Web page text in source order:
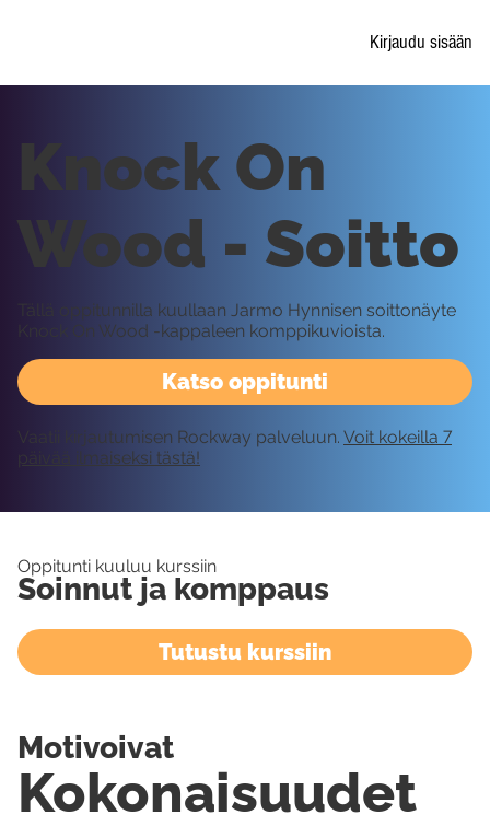
Kirjaudu sisään
Katso oppitunti
Knock On
Wood - Soitto
Tällä oppitunnilla kuullaan Jarmo Hynnisen soittonäyte
Knock On Wood -kappaleen komppikuvioista.
Vaatii kirjautumisen Rockway palveluun. Voit kokeilla 7
päivää ilmaiseksi tästä!
Oppitunti kuuluu kurssiin
Soinnut ja komppaus
Tutustu kurssiin
Kokonaisuudet
Motivoivat